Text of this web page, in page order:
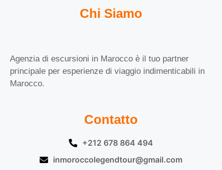
Chi Siamo
Agenzia di escursioni in Marocco è il tuo partner
principale per esperienze di viaggio indimenticabili in
Marocco.
Contatto
+212 678 864 494
inmoroccolegendtour@gmail.com